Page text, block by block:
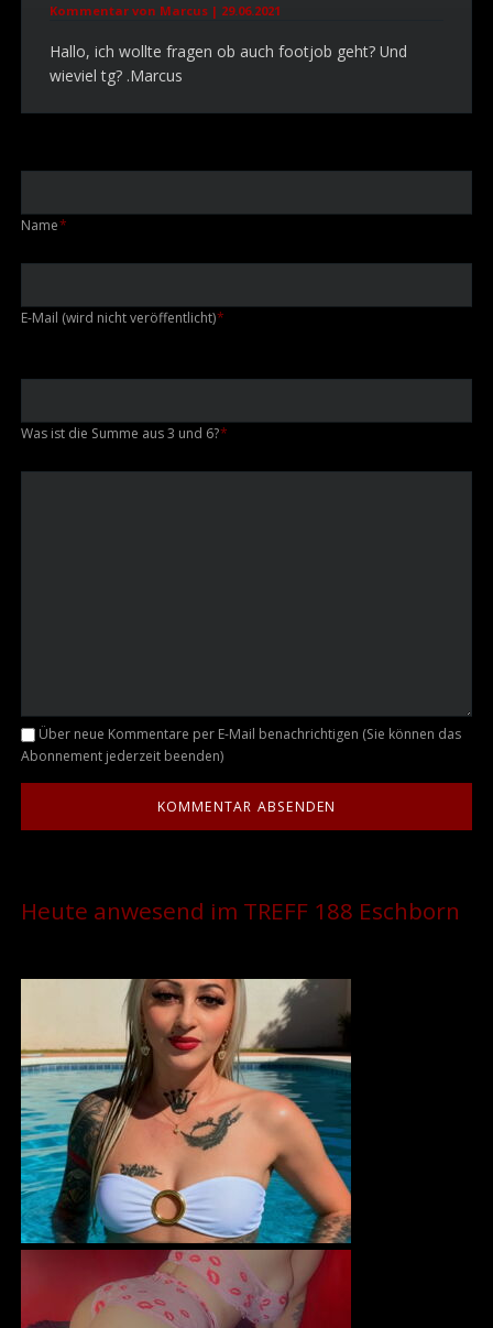
Kommentar von Marcus | 29.06.2021
Hallo, ich wollte fragen ob auch footjob geht? Und
wieviel tg? .Marcus
Pflichtfeld
Name*
Pflichtfeld
E-Mail (wird nicht veröffentlicht)*
Was ist die Summe aus 3 und 6?*
Kommentar
Über neue Kommentare per E-Mail benachrichtigen (Sie können das
Abonnement jederzeit beenden)
Heute anwesend im TREFF 188 Eschborn